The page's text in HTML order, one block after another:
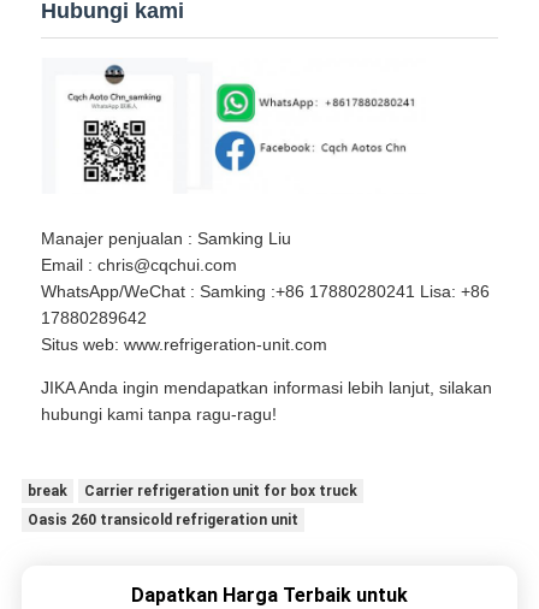
Hubungi kami
Manajer penjualan : Samking Liu
Email : chris@cqchui.com
WhatsApp/WeChat : Samking :+86 17880280241 Lisa: +86
17880289642
Situs web: www.refrigeration-unit.com
JIKA Anda ingin mendapatkan informasi lebih lanjut, silakan
hubungi kami tanpa ragu-ragu!
break
Carrier refrigeration unit for box truck
Oasis 260 transicold refrigeration unit
Dapatkan Harga Terbaik untuk